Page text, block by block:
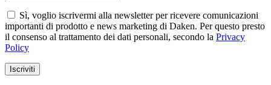
Sì, voglio iscrivermi alla newsletter per ricevere comunicazioni
importanti di prodotto e news marketing di Daken. Per questo presto
il consenso al trattamento dei dati personali, secondo la Privacy
Policy
Iscriviti